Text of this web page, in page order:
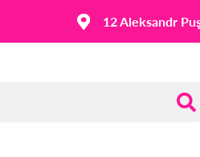
12 Aleksandr